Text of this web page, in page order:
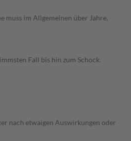
muss im Allgemeinen über Jahre,
Fall bis hin zum Schock.
nach etwaigen Auswirkungen oder